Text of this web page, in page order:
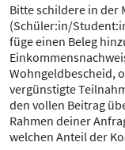
Bitte schildere in der
(Schüler:in/
füge einen Beleg
Wohngeldbescheid,
vergünstigte
den vollen Beitrag
Rahmen deiner
welchen Anteil der